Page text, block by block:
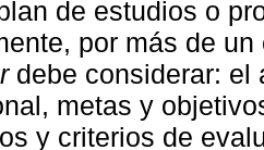
de estudios o
por más de
debe considerar: el
metas y
y criterios de